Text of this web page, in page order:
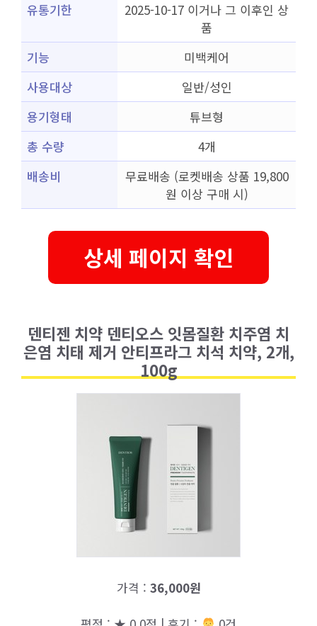
유통기한
2025-10-17 이거나 그 이후인 상
품
기능
미백케어
사용대상
일반/성인
용기형태
튜브형
총 수량
4개
배송비
무료배송 (로켓배송 상품 19,800
원 이상 구매 시)
상세 페이지 확인
덴티젠 치약 덴티오스 잇몸질환 치주염 치
은염 치태 제거 안티프라그 치석 치약, 2개,
100g
가격 : 36,000원